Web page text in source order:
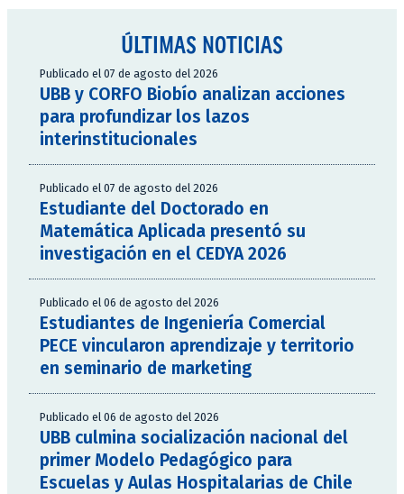
ÚLTIMAS NOTICIAS
Publicado el 07 de agosto del 2026
UBB y CORFO Biobío analizan acciones
para profundizar los lazos
interinstitucionales
Publicado el 07 de agosto del 2026
Estudiante del Doctorado en
Matemática Aplicada presentó su
investigación en el CEDYA 2026
Publicado el 06 de agosto del 2026
Estudiantes de Ingeniería Comercial
PECE vincularon aprendizaje y territorio
en seminario de marketing
Publicado el 06 de agosto del 2026
UBB culmina socialización nacional del
primer Modelo Pedagógico para
Escuelas y Aulas Hospitalarias de Chile